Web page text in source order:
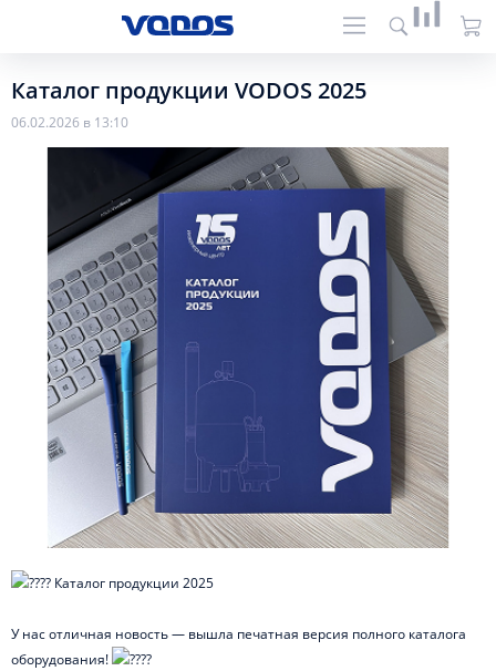
Каталог продукции VODOS 2025
06.02.2026 в 13:10
Каталог продукции 2025
У нас отличная новость — вышла печатная версия полного каталога
оборудования!